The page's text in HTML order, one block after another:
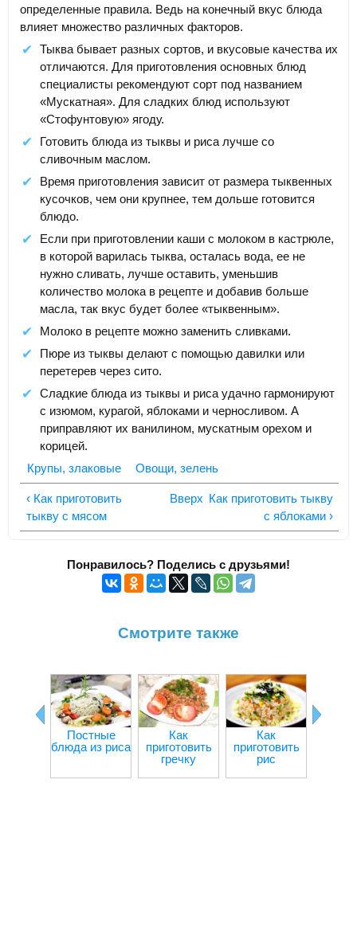
определенные правила. Ведь на конечный вкус блюда
влияет множество различных факторов.
Тыква бывает разных сортов, и вкусовые качества их
отличаются. Для приготовления основных блюд
специалисты рекомендуют сорт под названием
«Мускатная». Для сладких блюд используют
«Стофунтовую» ягоду.
Готовить блюда из тыквы и риса лучше со
сливочным маслом.
Время приготовления зависит от размера тыквенных
кусочков, чем они крупнее, тем дольше готовится
блюдо.
Если при приготовлении каши с молоком в кастрюле,
в которой варилась тыква, осталась вода, ее не
нужно сливать, лучше оставить, уменьшив
количество молока в рецепте и добавив больше
масла, так вкус будет более «тыквенным».
Молоко в рецепте можно заменить сливками.
Пюре из тыквы делают с помощью давилки или
перетерев через сито.
Сладкие блюда из тыквы и риса удачно гармонируют
с изюмом, курагой, яблоками и черносливом. А
приправляют их ванилином, мускатным орехом и
корицей.
Крупы, злаковые
Овощи, зелень
‹ Как приготовить
тыкву с мясом
Вверх Как приготовить тыкву
с яблоками ›
Понравилось? Поделись с друзьями!
Смотрите также
Постные
блюда из риса
Как
приготовить
гречку
Как
приготовить
рис